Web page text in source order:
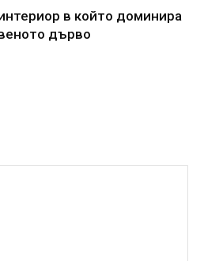
в който доминира
дърво